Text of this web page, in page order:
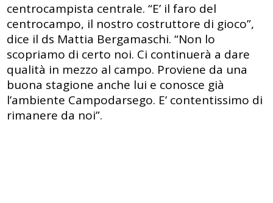
centrocampista centrale. “E’ il faro del
centrocampo, il nostro costruttore di gioco”,
dice il ds Mattia Bergamaschi. “Non lo
scopriamo di certo noi. Ci continuerà a dare
qualità in mezzo al campo. Proviene da una
buona stagione anche lui e conosce già
l’ambiente Campodarsego. E’ contentissimo di
rimanere da noi”.